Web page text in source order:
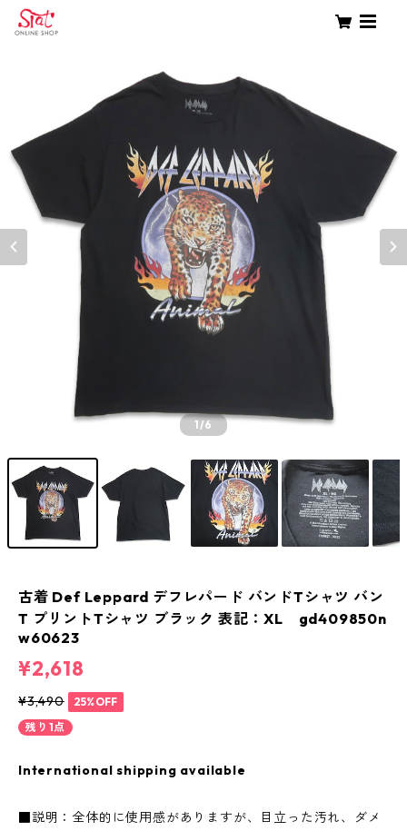
1/6
古着 Def Leppard デフレパード バンドTシャツ バン
T プリントTシャツ ブラック 表記：XL gd409850n
w60623
¥2,618
¥3,490
25%OFF
残り1点
International shipping available
■説明：全体的に使用感がありますが、目立った汚れ、ダメ